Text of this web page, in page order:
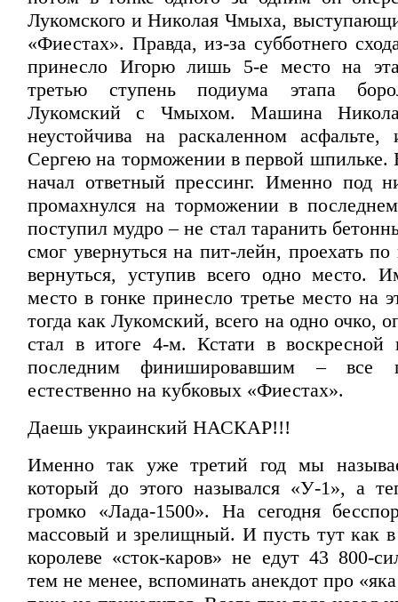
Лукомского и Николая Чмыха,
«Фиестах». Правда, из-за субботнего
принесло Игорю лишь 5-е место на
третью ступень подиума этапа
Лукомский с Чмыхом. Машина
неустойчива на раскаленном
Сергею на торможении в первой шпильке.
начал ответный прессинг. Именно под
промахнулся на торможении в
поступил мудро – не стал таранить
смог увернуться на пит-лейн, проехать
вернуться, уступив всего одно место.
место в гонке принесло третье место на
тогда как Лукомский, всего на одно очко,
стал в итоге 4-м. Кстати в воскресной
последним финишировавшим – все
естественно на кубковых «Фиестах».
Даешь украинский НАСКАР!!!
Именно так уже третий год мы
который до этого назывался «У-1», а
громко «Лада-1500». На сегодня
массовый и зрелищный. И пусть тут как в
королеве «сток-каров» не едут 43 800-
тем не менее, вспоминать анекдот про